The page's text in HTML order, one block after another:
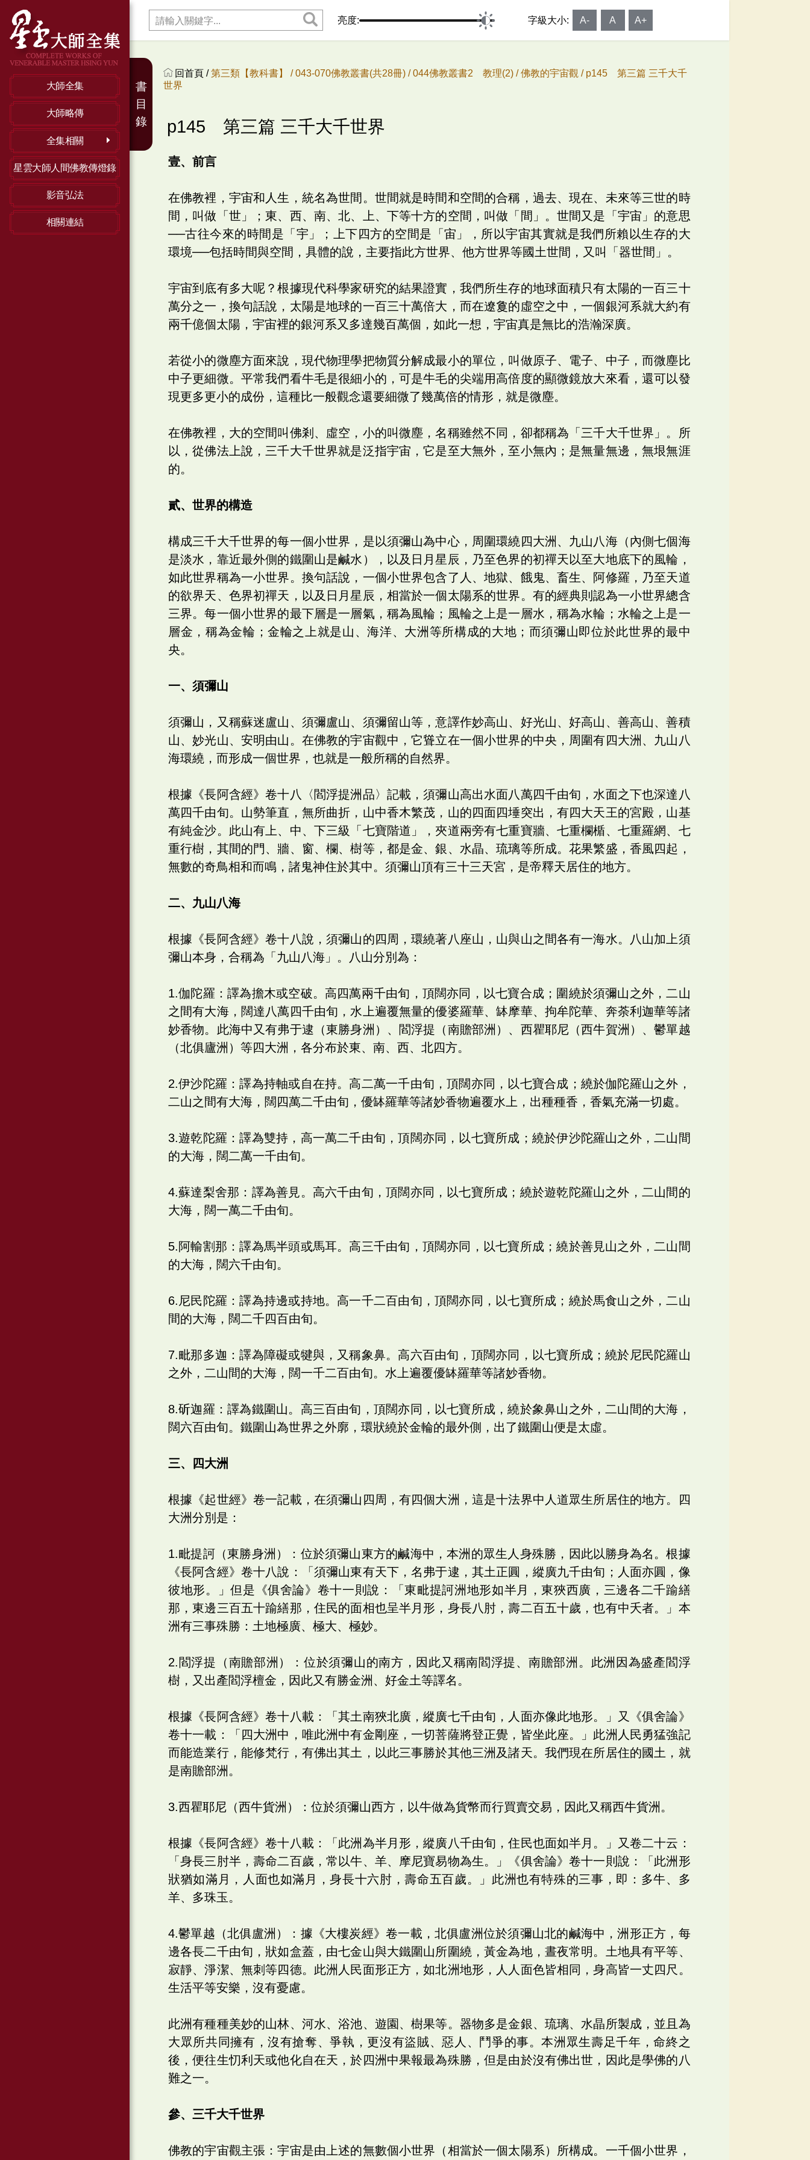
大師全集
大師略傳
全集相關
星雲大師人間佛教傳燈錄
影音弘法
相關連結
亮度: 字級大小: A- A A+
回首頁 /第三類【教科書】 /043-070佛教叢書(共28冊) /044佛教叢書2 教理(2) /佛教的宇宙觀 / p145 第三篇 三千大千
世界
p145 第三篇 三千大千世界
壹、前言
在佛教裡，宇宙和人生，統名為世間。世間就是時間和空間的合稱，過去、現在、未來等三世的時
間，叫做「世」；東、西、南、北、上、下等十方的空間，叫做「間」。世間又是「宇宙」的意思
──古往今來的時間是「宇」；上下四方的空間是「宙」，所以宇宙其實就是我們所賴以生存的大
環境──包括時間與空間，具體的說，主要指此方世界、他方世界等國土世間，又叫「器世間」。
宇宙到底有多大呢？根據現代科學家研究的結果證實，我們所生存的地球面積只有太陽的一百三十
萬分之一，換句話說，太陽是地球的一百三十萬倍大，而在遼敻的虛空之中，一個銀河系就大約有
兩千億個太陽，宇宙裡的銀河系又多達幾百萬個，如此一想，宇宙真是無比的浩瀚深廣。
若從小的微塵方面來說，現代物理學把物質分解成最小的單位，叫做原子、電子、中子，而微塵比
中子更細微。平常我們看牛毛是很細小的，可是牛毛的尖端用高倍度的顯微鏡放大來看，還可以發
現更多更小的成份，這種比一般觀念還要細微了幾萬倍的情形，就是微塵。
在佛教裡，大的空間叫佛剎、虛空，小的叫微塵，名稱雖然不同，卻都稱為「三千大千世界」。所
以，從佛法上說，三千大千世界就是泛指宇宙，它是至大無外，至小無內；是無量無邊，無垠無涯
的。
貳、世界的構造
構成三千大千世界的每一個小世界，是以須彌山為中心，周圍環繞四大洲、九山八海（內側七個海
是淡水，靠近最外側的鐵圍山是鹹水），以及日月星辰，乃至色界的初禪天以至大地底下的風輪，
如此世界稱為一小世界。換句話說，一個小世界包含了人、地獄、餓鬼、畜生、阿修羅，乃至天道
的欲界天、色界初禪天，以及日月星辰，相當於一個太陽系的世界。有的經典則認為一小世界總含
三界。每一個小世界的最下層是一層氣，稱為風輪；風輪之上是一層水，稱為水輪；水輪之上是一
層金，稱為金輪；金輪之上就是山、海洋、大洲等所構成的大地；而須彌山即位於此世界的最中
央。
一、須彌山
須彌山，又稱蘇迷盧山、須彌盧山、須彌留山等，意譯作妙高山、好光山、好高山、善高山、善積
山、妙光山、安明由山。在佛教的宇宙觀中，它聳立在一個小世界的中央，周圍有四大洲、九山八
海環繞，而形成一個世界，也就是一般所稱的自然界。
根據《長阿含經》卷十八〈閻浮提洲品〉記載，須彌山高出水面八萬四千由旬，水面之下也深達八
萬四千由旬。山勢筆直，無所曲折，山中香木繁茂，山的四面四埵突出，有四大天王的宮殿，山基
有純金沙。此山有上、中、下三級「七寶階道」，夾道兩旁有七重寶牆、七重欄楯、七重羅網、七
重行樹，其間的門、牆、窗、欄、樹等，都是金、銀、水晶、琉璃等所成。花果繁盛，香風四起，
無數的奇鳥相和而鳴，諸鬼神住於其中。須彌山頂有三十三天宮，是帝釋天居住的地方。
二、九山八海
根據《長阿含經》卷十八說，須彌山的四周，環繞著八座山，山與山之間各有一海水。八山加上須
彌山本身，合稱為「九山八海」。八山分別為：
1.伽陀羅：譯為擔木或空破。高四萬兩千由旬，頂闊亦同，以七寶合成；圍繞於須彌山之外，二山
之間有大海，闊達八萬四千由旬，水上遍覆無量的優婆羅華、缽摩華、拘牟陀華、奔荼利迦華等諸
妙香物。此海中又有弗于逮（東勝身洲）、閻浮提（南贍部洲）、西瞿耶尼（西牛賀洲）、鬱單越
（北俱廬洲）等四大洲，各分布於東、南、西、北四方。
2.伊沙陀羅：譯為持軸或自在持。高二萬一千由旬，頂闊亦同，以七寶合成；繞於伽陀羅山之外，
二山之間有大海，闊四萬二千由旬，優缽羅華等諸妙香物遍覆水上，出種種香，香氣充滿一切處。
3.遊乾陀羅：譯為雙持，高一萬二千由旬，頂闊亦同，以七寶所成；繞於伊沙陀羅山之外，二山間
的大海，闊二萬一千由旬。
4.蘇達梨舍那：譯為善見。高六千由旬，頂闊亦同，以七寶所成；繞於遊乾陀羅山之外，二山間的
大海，闊一萬二千由旬。
5.阿輸割那：譯為馬半頭或馬耳。高三千由旬，頂闊亦同，以七寶所成；繞於善見山之外，二山間
的大海，闊六千由旬。
6.尼民陀羅：譯為持邊或持地。高一千二百由旬，頂闊亦同，以七寶所成；繞於馬食山之外，二山
間的大海，闊二千四百由旬。
7.毗那多迦：譯為障礙或犍與，又稱象鼻。高六百由旬，頂闊亦同，以七寶所成；繞於尼民陀羅山
之外，二山間的大海，闊一千二百由旬。水上遍覆優缽羅華等諸妙香物。
8.斫迦羅：譯為鐵圍山。高三百由旬，頂闊亦同，以七寶所成，繞於象鼻山之外，二山間的大海，
闊六百由旬。鐵圍山為世界之外廓，環狀繞於金輪的最外側，出了鐵圍山便是太虛。
三、四大洲
根據《起世經》卷一記載，在須彌山四周，有四個大洲，這是十法界中人道眾生所居住的地方。四
大洲分別是：
1.毗提訶（東勝身洲）：位於須彌山東方的鹹海中，本洲的眾生人身殊勝，因此以勝身為名。根據
《長阿含經》卷十八說：「須彌山東有天下，名弗于逮，其土正圓，縱廣九千由旬；人面亦圓，像
彼地形。」但是《俱舍論》卷十一則說：「東毗提訶洲地形如半月，東狹西廣，三邊各二千踰繕
那，東邊三百五十踰繕那，住民的面相也呈半月形，身長八肘，壽二百五十歲，也有中夭者。」本
洲有三事殊勝：土地極廣、極大、極妙。
2.閻浮提（南贍部洲）：位於須彌山的南方，因此又稱南閻浮提、南贍部洲。此洲因為盛產閻浮
樹，又出產閻浮檀金，因此又有勝金洲、好金土等譯名。
根據《長阿含經》卷十八載：「其土南狹北廣，縱廣七千由旬，人面亦像此地形。」又《俱舍論》
卷十一載：「四大洲中，唯此洲中有金剛座，一切菩薩將登正覺，皆坐此座。」此洲人民勇猛強記
而能造業行，能修梵行，有佛出其土，以此三事勝於其他三洲及諸天。我們現在所居住的國土，就
是南贍部洲。
3.西瞿耶尼（西牛貨洲）：位於須彌山西方，以牛做為貨幣而行買賣交易，因此又稱西牛貨洲。
根據《長阿含經》卷十八載：「此洲為半月形，縱廣八千由旬，住民也面如半月。」又卷二十云：
「身長三肘半，壽命二百歲，常以牛、羊、摩尼寶易物為生。」《俱舍論》卷十一則說：「此洲形
狀猶如滿月，人面也如滿月，身長十六肘，壽命五百歲。」此洲也有特殊的三事，即：多牛、多
羊、多珠玉。
4.鬱單越（北俱盧洲）：據《大樓炭經》卷一載，北俱盧洲位於須彌山北的鹹海中，洲形正方，每
邊各長二千由旬，狀如盒蓋，由七金山與大鐵圍山所圍繞，黃金為地，晝夜常明。土地具有平等、
寂靜、淨潔、無刺等四德。此洲人民面形正方，如北洲地形，人人面色皆相同，身高皆一丈四尺。
生活平等安樂，沒有憂慮。
此洲有種種美妙的山林、河水、浴池、遊園、樹果等。器物多是金銀、琉璃、水晶所製成，並且為
大眾所共同擁有，沒有搶奪、爭執，更沒有盜賊、惡人、鬥爭的事。本洲眾生壽足千年，命終之
後，便往生忉利天或他化自在天，於四洲中果報最為殊勝，但是由於沒有佛出世，因此是學佛的八
難之一。
參、三千大千世界
佛教的宇宙觀主張：宇宙是由上述的無數個小世界（相當於一個太陽系）所構成。一千個小世界，
書
目
錄